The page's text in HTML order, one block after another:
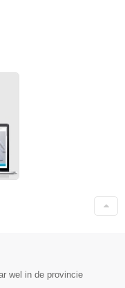
wel in de provincie